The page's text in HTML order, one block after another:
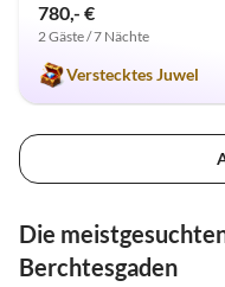
780,- €
2 Gäste / 7 Nächte
Verstecktes Juwel
Die
Berchtesgaden